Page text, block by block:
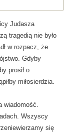
Judasza
tragedią nie było
w rozpacz, że
Gdyby
prosił o
miłosierdzia.
Wszyscy
się